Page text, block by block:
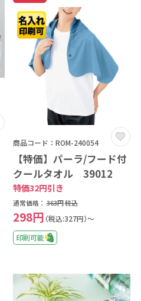
商品コード：ROM-240054
【特価】パーラ/フード付
クールタオル 39012
特価32円引き
通常価格： 363円税込
298円 （税込:327円）～
印刷可能